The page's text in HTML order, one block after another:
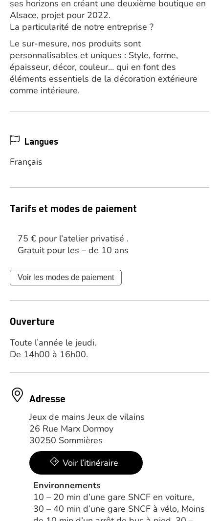
ses horizons en créant une deuxième boutique en
Alsace, projet pour 2022.
La particularité de notre entreprise ?
Le sur-mesure, nos produits sont
personnalisables et uniques : Style, forme,
épaisseur, décor, couleur… qui en font des
éléments essentiels de la décoration extérieure
comme intérieure.
Langues
Français
Tarifs et modes de paiement
75 € pour l’atelier privatisé .
Gratuit pour les – de 10 ans
Voir les modes de paiement
Ouverture
Toute l’année le jeudi.
De 14h00 à 16h00.
Adresse
Jeux de mains Jeux de vilains
26 Rue Marx Dormoy
30250 Sommières
Voir l’itinéraire
Environnements
10 – 20 min d’une gare SNCF en voiture,
30 – 40 min d’une gare SNCF à vélo, Moins